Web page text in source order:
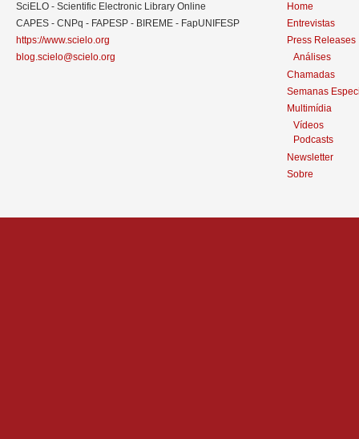
SciELO - Scientific Electronic Library Online
CAPES - CNPq - FAPESP - BIREME - FapUNIFESP
https://www.scielo.org
blog.scielo@scielo.org
Home
Entrevistas
Press Releases
Análises
Chamadas
Semanas
Multimídia
Vídeos
Podcasts
Newsletter
Sobre